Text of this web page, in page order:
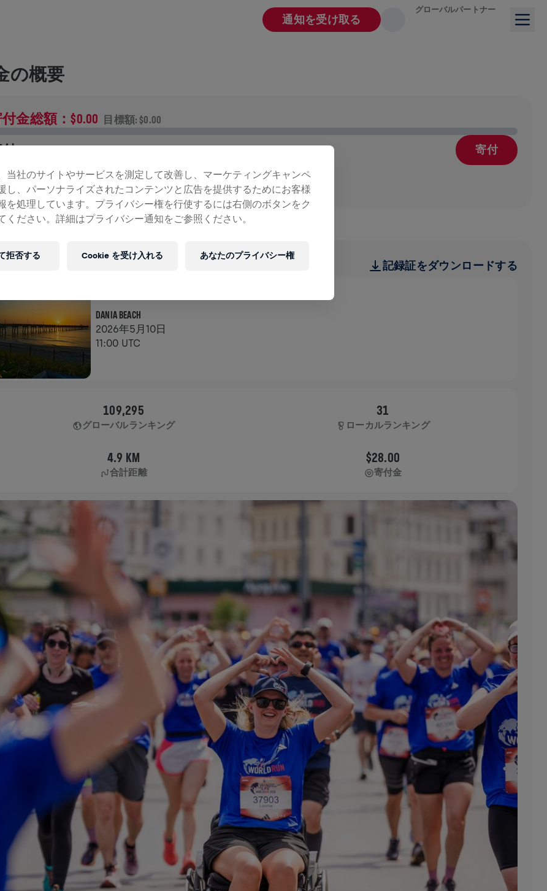
通知を受け取る
グローバルパートナー
の概要
金総額：$0.00 目標額: $0.00
付 寄付
で世界を変えましょう！ 寄付金の全額が脊髄損傷の治療
究へ送られます。
の記録
記録証をダウンロードする
DANIA BEACH
2026年5月10日
11:00 UTC
109,295
グローバルランキング
31
ローカルランキング
4.9 KM
合計距離
$28.00
寄付金
当社のサイトやサービスを測定して改善し、マーケティングキャンペ
し、パーソナライズされたコンテンツと広告を提供するためにお客様
を処理しています。プライバシー権を行使するには右側のボタンをク
ください。詳細はプライバシー通知をご参照ください。
あなたのプライバシー権
拒否する Cookie を受け入れる